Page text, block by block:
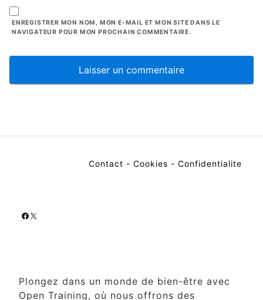
ENREGISTRER MON NOM, MON E-MAIL ET MON SITE DANS LE
NAVIGATEUR POUR MON PROCHAIN COMMENTAIRE.
Contact - Cookies - Confidentialite
Facebook
X
Plongez dans un monde de bien-être avec
Open Training, où nous offrons des